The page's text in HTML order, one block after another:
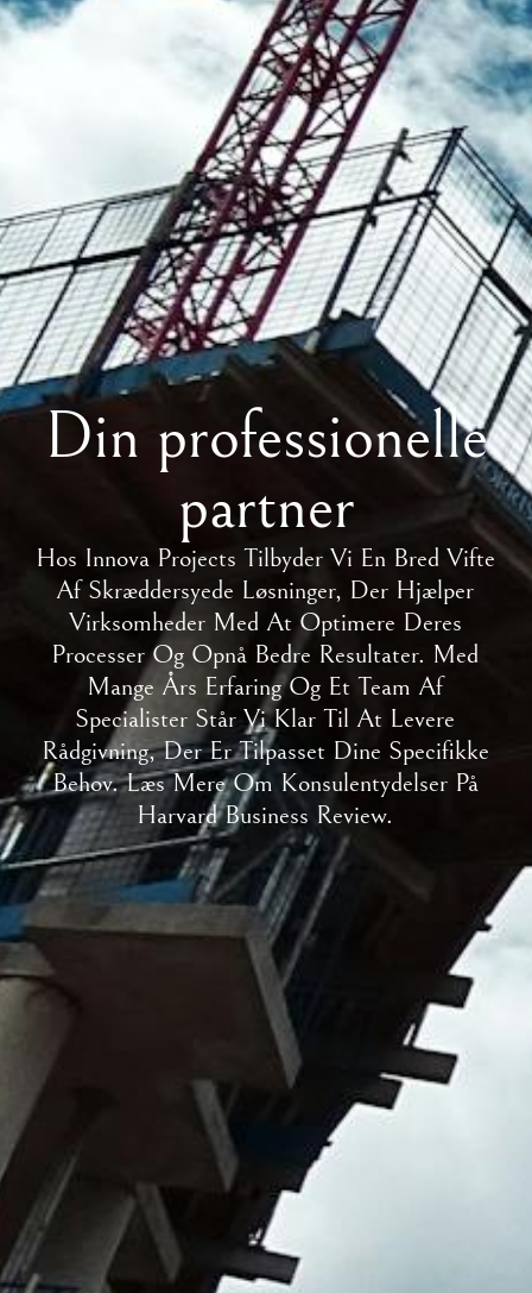
Din professionelle
partner
Hos Innova Projects Tilbyder Vi En Bred Vifte
Af Skræddersyede Løsninger, Der Hjælper
Virksomheder Med At Optimere Deres
Processer Og Opnå Bedre Resultater. Med
Mange Års Erfaring Og Et Team Af
Specialister Står Vi Klar Til At Levere
Rådgivning, Der Er Tilpasset Dine Specifikke
Behov. Læs Mere Om Konsulentydelser På
Harvard Business Review.